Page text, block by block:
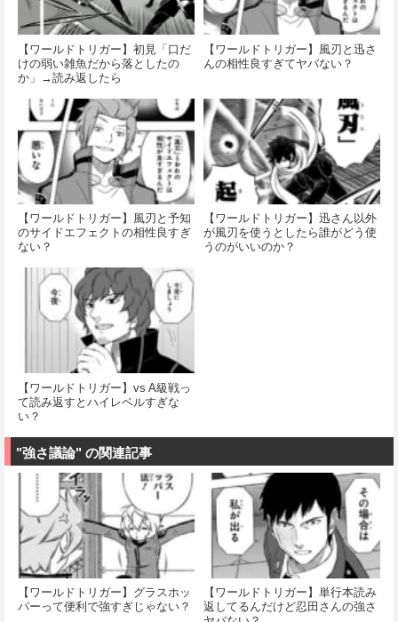
【ワールドトリガー】初見「口だ
けの弱い雑魚だから落としたの
か」→読み返したら
【ワールドトリガー】風刃と迅さ
んの相性良すぎてヤバない？
【ワールドトリガー】風刃と予知
のサイドエフェクトの相性良すぎ
ない？
【ワールドトリガー】迅さん以外
が風刃を使うとしたら誰がどう使
うのがいいのか？
【ワールドトリガー】vs A級戦っ
て読み返すとハイレベルすぎな
い？
"強さ議論" の関連記事
【ワールドトリガー】グラスホッ
パーって便利で強すぎじゃない？
【ワールドトリガー】単行本読み
返してるんだけど忍田さんの強さ